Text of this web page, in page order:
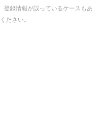
登録情報が誤っているケースもあ
ださい。